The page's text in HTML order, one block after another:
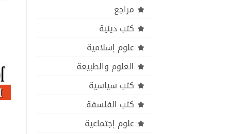
مراجع
كتب دينية
علوم إسلامية
العلوم والطبيعة
كتب سياسية
كتب الفلسفة
علوم إجتماعية